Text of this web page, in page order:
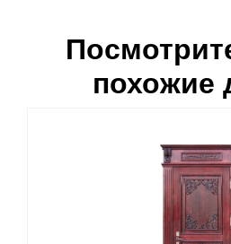
похожие